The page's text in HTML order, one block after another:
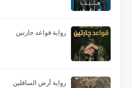
رواية قواعد جارتين
رواية أرض السافلين